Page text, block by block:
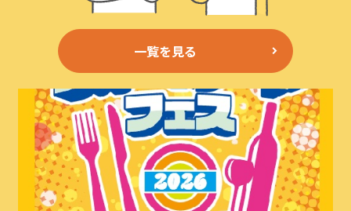
一覧を見る